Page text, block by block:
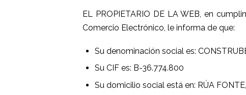
EL PROPIETARIO DE LA WEB, en
Comercio Electrónico, le informa de que:
Su denominación social es:
Su CIF es: B-36.774.800
Su domicilio social está en: RÚA